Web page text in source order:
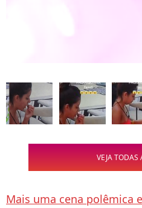
VEJA TODAS
Mais uma cena polêmica